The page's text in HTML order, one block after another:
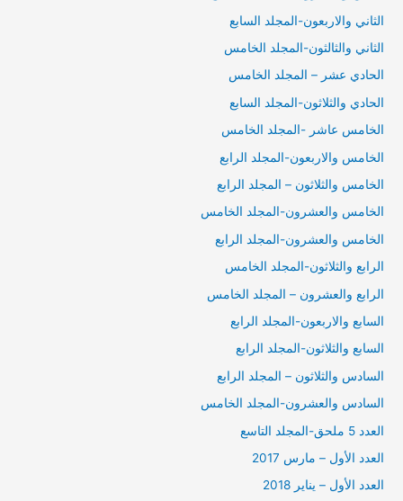
الثاني والاربعون-المجلد السابع
الثاني والثالثون-المجلد الخامس
الحادي عشر – المجلد الخامس
الحادي والثلاثون-المجلد السابع
الخامس عاشر -المجلد الخامس
الخامس والاربعون-المجلد الرابع
الخامس والثلاثون – المجلد الرابع
الخامس والعشرون-المجلد الخامس
الخامس والعشرون-المجلد الرابع
الرابع والثلاثون-المجلد الخامس
الرابع والعشرون – المجلد الخامس
السابع والاربعون-المجلد الرابع
السابع والثلاثون-المجلد الرابع
السادس والثلاثون – المجلد الرابع
السادس والعشرون-المجلد الخامس
العدد 5 ملحق-المجلد التاسع
العدد الأول – مارس 2017
العدد الأول – يناير 2018